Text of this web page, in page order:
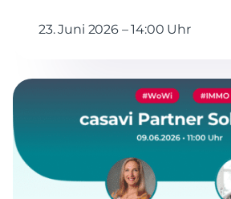
23. Juni 2026 – 14:00 Uhr